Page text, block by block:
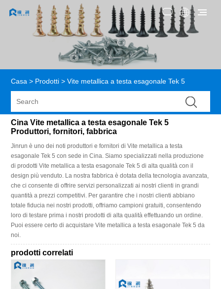
Casa > Prodotti > Vite metallica a testa esagonale Tek 5
Cina Vite metallica a testa esagonale Tek 5
Produttori, fornitori, fabbrica
Jinrun è uno dei noti produttori e fornitori di Vite metallica a testa
esagonale Tek 5 con sede in Cina. Siamo specializzati nella produzione
di prodotti Vite metallica a testa esagonale Tek 5 di alta qualità con il
design più venduto. La nostra fabbrica è dotata della tecnologia avanzata,
che ci consente di offrire servizi personalizzati ai nostri clienti in grandi
quantità a prezzi competitivi. Per garantire che i nostri clienti abbiano
totale fiducia nei nostri prodotti, offriamo campioni gratuiti, consentendo
loro di testare prima i nostri prodotti di alta qualità effettuando un ordine.
Puoi essere certo di acquistare Vite metallica a testa esagonale Tek 5 da
noi.
prodotti correlati